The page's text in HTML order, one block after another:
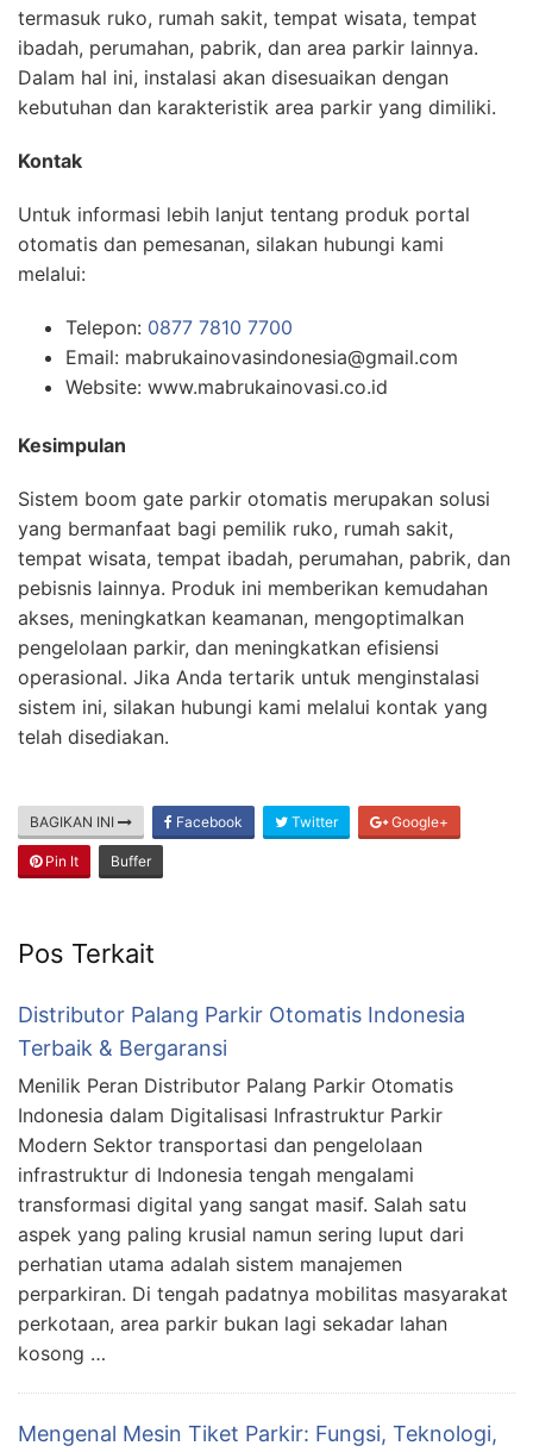
termasuk ruko, rumah sakit, tempat wisata, tempat
ibadah, perumahan, pabrik, dan area parkir lainnya.
Dalam hal ini, instalasi akan disesuaikan dengan
kebutuhan dan karakteristik area parkir yang dimiliki.
Kontak
Untuk informasi lebih lanjut tentang produk portal
otomatis dan pemesanan, silakan hubungi kami
melalui:
Telepon: 0877 7810 7700
Email: mabrukainovasindonesia@gmail.com
Website: www.mabrukainovasi.co.id
Kesimpulan
Sistem boom gate parkir otomatis merupakan solusi
yang bermanfaat bagi pemilik ruko, rumah sakit,
tempat wisata, tempat ibadah, perumahan, pabrik, dan
pebisnis lainnya. Produk ini memberikan kemudahan
akses, meningkatkan keamanan, mengoptimalkan
pengelolaan parkir, dan meningkatkan efisiensi
operasional. Jika Anda tertarik untuk menginstalasi
sistem ini, silakan hubungi kami melalui kontak yang
telah disediakan.
BAGIKAN INI Facebook Twitter Google+
Pin It Buffer
Pos Terkait
Distributor Palang Parkir Otomatis Indonesia
Terbaik & Bergaransi
Menilik Peran Distributor Palang Parkir Otomatis
Indonesia dalam Digitalisasi Infrastruktur Parkir
Modern Sektor transportasi dan pengelolaan
infrastruktur di Indonesia tengah mengalami
transformasi digital yang sangat masif. Salah satu
aspek yang paling krusial namun sering luput dari
perhatian utama adalah sistem manajemen
perparkiran. Di tengah padatnya mobilitas masyarakat
perkotaan, area parkir bukan lagi sekadar lahan
kosong …
Mengenal Mesin Tiket Parkir: Fungsi, Teknologi,